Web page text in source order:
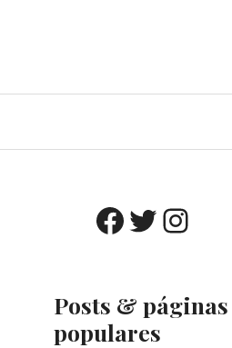
Facebook Twitter Instagram
Posts & páginas
populares